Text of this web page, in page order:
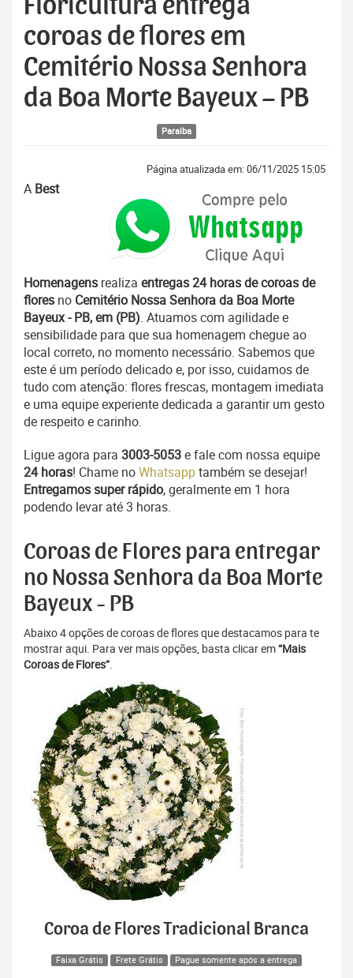
Floricultura entrega
coroas de flores em
Cemitério Nossa Senhora
da Boa Morte Bayeux – PB
Paraíba
Página atualizada em: 06/11/2025 15:05
A Best
Homenagens realiza entregas 24 horas de coroas de
flores no Cemitério Nossa Senhora da Boa Morte
Bayeux - PB, em (PB). Atuamos com agilidade e
sensibilidade para que sua homenagem chegue ao
local correto, no momento necessário. Sabemos que
este é um período delicado e, por isso, cuidamos de
tudo com atenção: flores frescas, montagem imediata
e uma equipe experiente dedicada a garantir um gesto
de respeito e carinho.
Ligue agora para 3003-5053e fale com nossa equipe
24 horas! Chame noWhatsapptambém se desejar!
Entregamos super rápido, geralmente em 1 hora
podendo levar até 3 horas.
Coroas de Flores para entregar
no Nossa Senhora da Boa Morte
Bayeux - PB
Abaixo 4 opções de coroas de flores que destacamos para te
mostrar aqui. Para ver mais opções, basta clicar em“Mais
Coroas de Flores”.
Coroa de Flores Tradicional Branca
Faixa Grátis Frete Grátis Pague somente após a entrega